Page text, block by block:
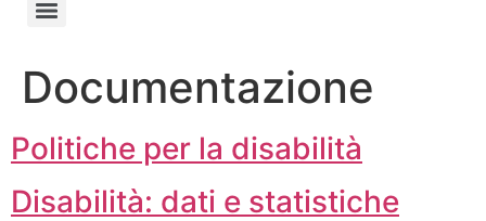
Documentazione
Politiche per la disabilità
Disabilità: dati e statistiche